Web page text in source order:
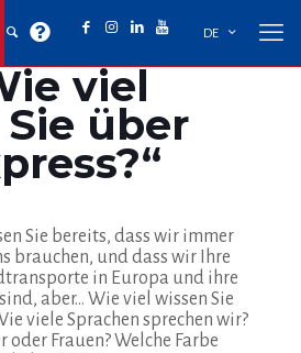
DE
viel
über
Sie bereits, dass wir immer
brauchen, und dass wir Ihre
in Europa und ihre
aber… Wie viel wissen Sie
viele Sprachen sprechen wir?
oder Frauen? Welche Farbe